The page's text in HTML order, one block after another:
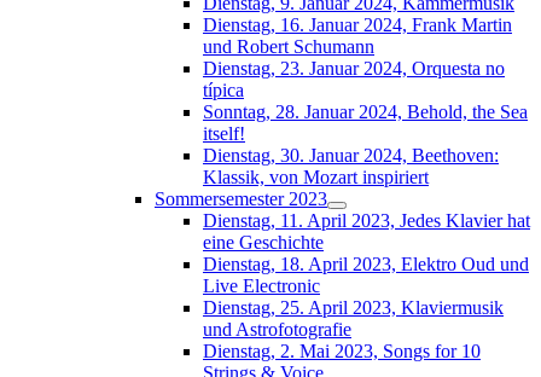
Dienstag, 16. Januar 2024, Frank Martin
und Robert Schumann
Dienstag, 23. Januar 2024, Orquesta no
típica
Sonntag, 28. Januar 2024, Behold, the Sea
itself!
Dienstag, 30. Januar 2024, Beethoven:
Klassik, von Mozart inspiriert
Sommersemester 2023
Dienstag, 11. April 2023, Jedes Klavier hat
eine Geschichte
Dienstag, 18. April 2023, Elektro Oud und
Live Electronic
Dienstag, 25. April 2023, Klaviermusik
und Astrofotografie
Dienstag, 2. Mai 2023, Songs for 10
Strings & Voice